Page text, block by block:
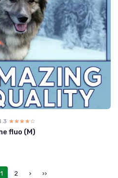
☆☆☆☆☆
★★★★★
fluo (M)
1 2 › ››